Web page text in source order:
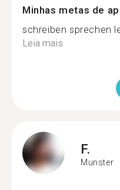
Minhas metas de
schreiben sprechen
Leia mais
F.
Munster